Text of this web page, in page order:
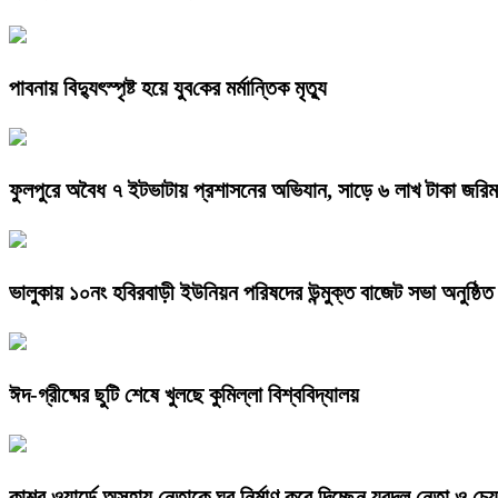
পাবনায় বিদ্যুৎস্পৃষ্ট হয়ে যুব‌কের মর্মান্তিক মৃত্যু
ফুলপুরে অবৈধ ৭ ইটভাটায় প্রশাসনের অভিযান, সাড়ে ৬ লাখ টাকা
ভালুকায় ১০নং হবিরবাড়ী ইউনিয়ন পরিষদের উন্মুক্ত বাজেট সভা অনুষ্ঠিত
ঈদ-গ্রীষ্মের ছুটি শেষে খুলছে কুমিল্লা বিশ্ববিদ্যালয়